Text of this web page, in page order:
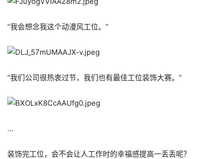
“我会想念我这个动漫风工位。”
“我们公司很热衷过节，我们也有最佳工位装饰大赛。”
…
装饰完工位，会不会让人工作时的幸福感提高一丢丢呢？